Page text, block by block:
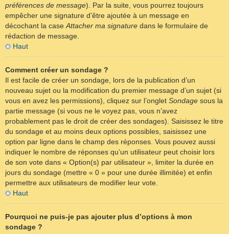
préférences de message). Par la suite, vous pourrez toujours
empêcher une signature d’être ajoutée à un message en
décochant la case Attacher ma signature dans le formulaire de
rédaction de message.
Haut
Comment créer un sondage ?
Il est facile de créer un sondage, lors de la publication d’un
nouveau sujet ou la modification du premier message d’un sujet (si
vous en avez les permissions), cliquez sur l’onglet Sondage sous la
partie message (si vous ne le voyez pas, vous n’avez
probablement pas le droit de créer des sondages). Saisissez le titre
du sondage et au moins deux options possibles, saisissez une
option par ligne dans le champ des réponses. Vous pouvez aussi
indiquer le nombre de réponses qu’un utilisateur peut choisir lors
de son vote dans « Option(s) par utilisateur », limiter la durée en
jours du sondage (mettre « 0 » pour une durée illimitée) et enfin
permettre aux utilisateurs de modifier leur vote.
Haut
Pourquoi ne puis-je pas ajouter plus d’options à mon
sondage ?